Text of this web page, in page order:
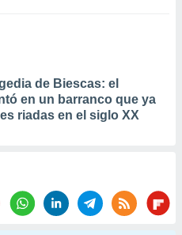
de Biescas: el
en un barranco que ya
riadas en el siglo XX